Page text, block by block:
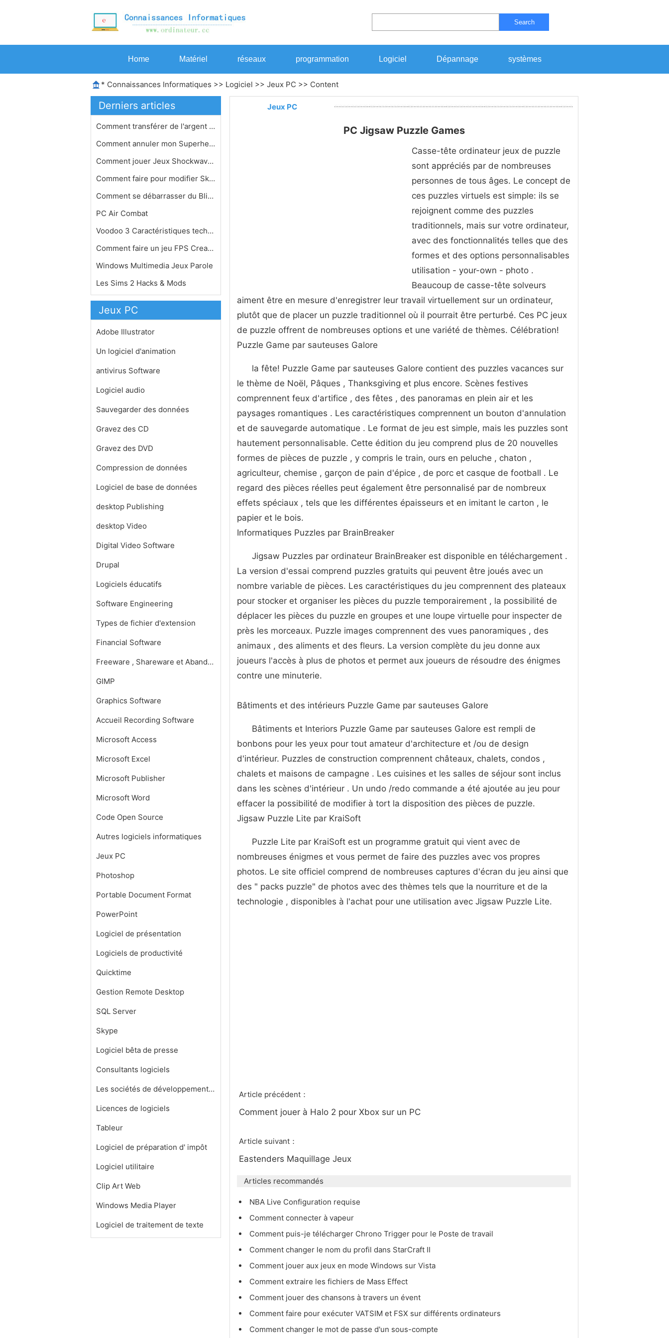
Search
Home Matériel réseaux programmation Logiciel Dépannage systèmes
* Connaissances Informatiques >> Logiciel >> Jeux PC >> Content
Derniers articles
Comment transférer de l'argent dans…
Comment annuler mon Superhero City
Comment jouer Jeux Shockwave Hors li…
Comment faire pour modifier Skins Wo…
Comment se débarrasser du Blizzard …
PC Air Combat
Voodoo 3 Caractéristiques technique…
Comment faire un jeu FPS Creator
Windows Multimedia Jeux Parole
Les Sims 2 Hacks & Mods
Jeux PC
Adobe Illustrator
Un logiciel d'animation
antivirus Software
Logiciel audio
Sauvegarder des données
Gravez des CD
Gravez des DVD
Compression de données
Logiciel de base de données
desktop Publishing
desktop Video
Digital Video Software
Drupal
Logiciels éducatifs
Software Engineering
Types de fichier d'extension
Financial Software
Freeware , Shareware et Abandonware
GIMP
Graphics Software
Accueil Recording Software
Microsoft Access
Microsoft Excel
Microsoft Publisher
Microsoft Word
Code Open Source
Autres logiciels informatiques
Jeux PC
Photoshop
Portable Document Format
PowerPoint
Logiciel de présentation
Logiciels de productivité
Quicktime
Gestion Remote Desktop
SQL Server
Skype
Logiciel bêta de presse
Consultants logiciels
Les sociétés de développement de logiciels
Licences de logiciels
Tableur
Logiciel de préparation d' impôt
Logiciel utilitaire
Clip Art Web
Windows Media Player
Logiciel de traitement de texte
Jeux PC
PC Jigsaw Puzzle Games
Casse-tête ordinateur jeux de puzzle
sont appréciés par de nombreuses
personnes de tous âges. Le concept de
ces puzzles virtuels est simple: ils se
rejoignent comme des puzzles
traditionnels, mais sur votre ordinateur,
avec des fonctionnalités telles que des
formes et des options personnalisables
utilisation - your-own - photo .
Beaucoup de casse-tête solveurs
aiment être en mesure d'enregistrer leur travail virtuellement sur ​​un ordinateur,
plutôt que de placer un puzzle traditionnel où il pourrait être perturbé. Ces PC jeux
de puzzle offrent de nombreuses options et une variété de thèmes. Célébration!
Puzzle Game par sauteuses Galore
la fête! Puzzle Game par sauteuses Galore contient des puzzles vacances sur
le thème de Noël, Pâques , Thanksgiving et plus encore. Scènes festives
comprennent feux d'artifice , des fêtes , des panoramas en plein air et les
paysages romantiques . Les caractéristiques comprennent un bouton d'annulation
et de sauvegarde automatique . Le format de jeu est simple, mais les puzzles sont
hautement personnalisable. Cette édition du jeu comprend plus de 20 nouvelles
formes de pièces de puzzle , y compris le train, ours en peluche , chaton ,
agriculteur, chemise , garçon de pain d'épice , de porc et casque de football . Le
regard des pièces réelles peut également être personnalisé par de nombreux
effets spéciaux , tels que les différentes épaisseurs et en imitant le carton , le
papier et le bois.
Informatiques Puzzles par BrainBreaker
Jigsaw Puzzles par ordinateur BrainBreaker est disponible en téléchargement .
La version d'essai comprend puzzles gratuits qui peuvent être joués avec un
nombre variable de pièces. Les caractéristiques du jeu comprennent des plateaux
pour stocker et organiser les pièces du puzzle temporairement , la possibilité de
déplacer les pièces du puzzle en groupes et une loupe virtuelle pour inspecter de
près les morceaux. Puzzle images comprennent des vues panoramiques , des
animaux , des aliments et des fleurs. La version complète du jeu donne aux
joueurs l'accès à plus de photos et permet aux joueurs de résoudre des énigmes
contre une minuterie.
Bâtiments et des intérieurs Puzzle Game par sauteuses Galore
Bâtiments et Interiors Puzzle Game par sauteuses Galore est rempli de
bonbons pour les yeux pour tout amateur d'architecture et /ou de design
d'intérieur. Puzzles de construction comprennent châteaux, chalets, condos ,
chalets et maisons de campagne . Les cuisines et les salles de séjour sont inclus
dans les scènes d'intérieur . Un undo /redo commande a été ajoutée au jeu pour
effacer la possibilité de modifier à tort la disposition des pièces de puzzle.
Jigsaw Puzzle Lite par KraiSoft
Puzzle Lite par KraiSoft est un programme gratuit qui vient avec de
nombreuses énigmes et vous permet de faire des puzzles avec vos propres
photos. Le site officiel comprend de nombreuses captures d'écran du jeu ainsi que
des " packs puzzle" de photos avec des thèmes tels que la nourriture et de la
technologie , disponibles à l'achat pour une utilisation avec Jigsaw Puzzle Lite.
Article précédent：
Comment jouer à Halo 2 pour Xbox sur un PC
Article suivant：
Eastenders Maquillage Jeux
Articles recommandés
NBA Live Configuration requise
Comment connecter à vapeur
Comment puis-je télécharger Chrono Trigger pour le Poste de travail
Comment changer le nom du profil dans StarCraft II
Comment jouer aux jeux en mode Windows sur Vista
Comment extraire les fichiers de Mass Effect
Comment jouer des chansons à travers un évent
Comment faire pour exécuter VATSIM et FSX sur différents ordinateurs
Comment changer le mot de passe d'un sous-compte